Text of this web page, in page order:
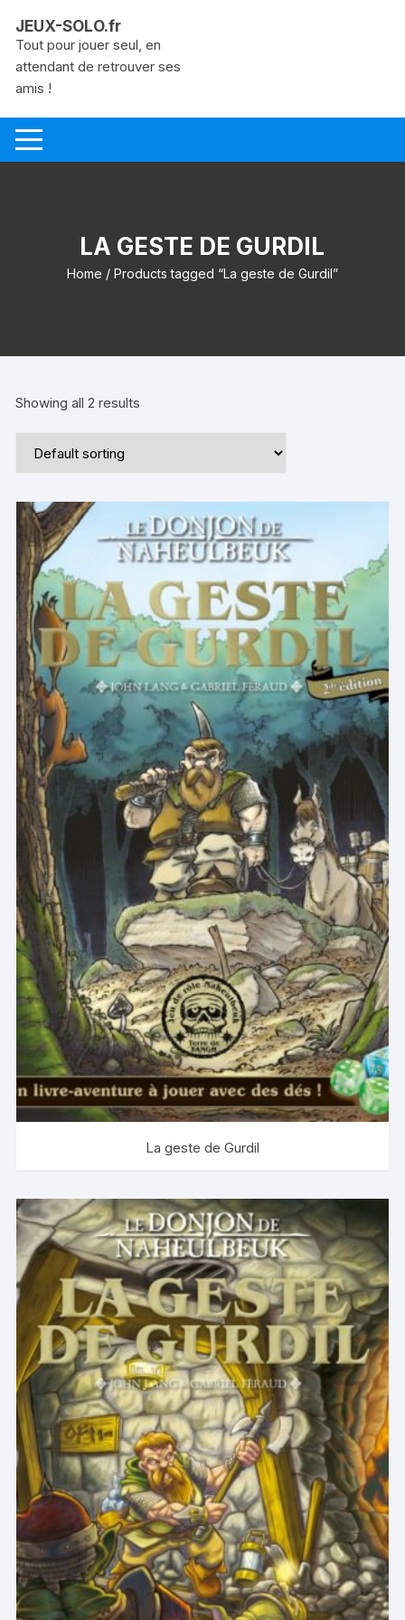
contenu
JEUX-SOLO.fr
Tout pour jouer seul, en
attendant de retrouver ses
amis !
LA GESTE DE GURDIL
Home / Products tagged “La geste de Gurdil”
Showing all 2 results
La geste de Gurdil